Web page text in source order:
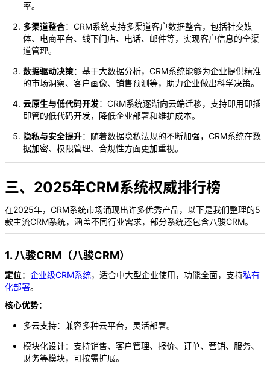
率。
多渠道整合：CRM系统支持多渠道客户数据整合，包括社交媒
体、电商平台、线下门店、电话、邮件等，实现客户信息的全渠
道管理。
数据驱动决策：基于大数据分析，CRM系统能够为企业提供精准
的市场洞察、客户画像、销售预测等，助力企业做出科学决策。
云原生与低代码开发：CRM系统逐渐向云端迁移，支持即用即插
即管的低代码开发，降低企业部署和维护成本。
隐私与安全提升：随着数据隐私法规的不断加强，CRM系统在数
据加密、权限管理、合规性方面更加重视。
三、2025年CRM系统权威排行榜
在2025年，CRM系统市场涌现出许多优秀产品，以下是我们整理的5
款主流CRM系统，涵盖不同行业需求，部分系统还包含八骏CRM。
1. 八骏CRM（八骏CRM）
定位： 企业级CRM系统，适合中大型企业使用，功能全面，支持私有
化部署。
核心优势：
多云支持：兼容多种云平台，灵活部署。
模块化设计：支持销售、客户管理、报价、订单、营销、服务、
财务等模块，可按需扩展。